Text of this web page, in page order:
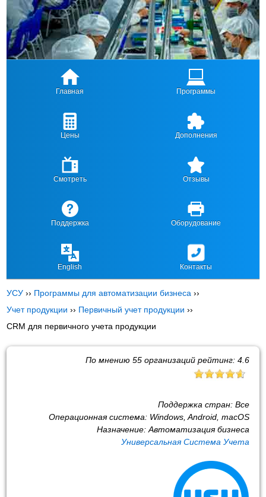
Главная Программы
Цены Дополнения
Смотреть Отзывы
Поддержка Оборудование
English Контакты
УСУ ›› Программы для автоматизации бизнеса ››
Учет продукции ›› Первичный учет продукции ››
CRM для первичного учета продукции
По мнению 55организаций рейтинг: 4.6
Поддержка стран: Все
Операционная система: Windows, Android, macOS
Назначение: Автоматизация бизнеса
Универсальная Система Учета